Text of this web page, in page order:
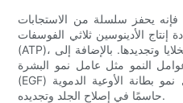
فإنه يحفز سلسلة من الاستجابات
إنتاج الأدينوسين ثلاثي الفوسفات
(ATP)، الذي يوفر الطاقة اللازمة لإصلاح الخلايا وتجديدها. بالإضافة إلى
النمو مثل عامل نمو البشرة
(EGF) وعامل نمو بطانة الأوعية الدموية (VEGF)، والتي تلعب دورًا
حاسمًا في إصلاح الجلد وتجديده.